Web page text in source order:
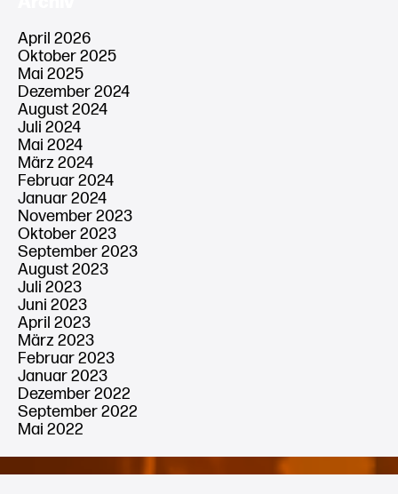
April 2026
Oktober 2025
Mai 2025
Dezember 2024
August 2024
Juli 2024
Mai 2024
März 2024
Februar 2024
Januar 2024
November 2023
Oktober 2023
September 2023
August 2023
Juli 2023
Juni 2023
April 2023
März 2023
Februar 2023
Januar 2023
Dezember 2022
September 2022
Mai 2022